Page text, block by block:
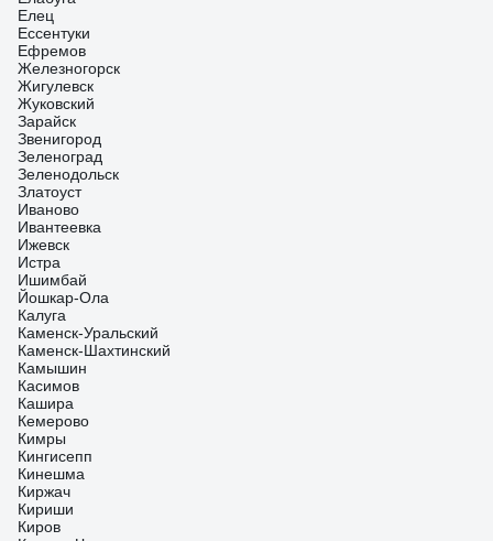
Елец
Ессентуки
Ефремов
Железногорск
Жигулевск
Жуковский
Зарайск
Звенигород
Зеленоград
Зеленодольск
Златоуст
Иваново
Ивантеевка
Ижевск
Истра
Ишимбай
Йошкар-Ола
Калуга
Каменск-Уральский
Каменск-Шахтинский
Камышин
Касимов
Кашира
Кемерово
Кимры
Кингисепп
Кинешма
Киржач
Кириши
Киров